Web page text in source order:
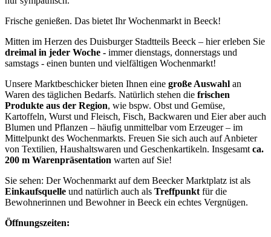
Frische genießen. Das bietet Ihr Wochenmarkt in Beeck!
Mitten im Herzen des Duisburger Stadtteils Beeck – hier erleben Sie
dreimal in jeder Woche - immer dienstags, donnerstags und
samstags - einen bunten und vielfältigen Wochenmarkt!
Unsere Marktbeschicker bieten Ihnen eine große Auswahl an
Waren des täglichen Bedarfs. Natürlich stehen die frischen
Produkte aus der Region, wie bspw. Obst und Gemüse,
Kartoffeln, Wurst und Fleisch, Fisch, Backwaren und Eier aber auch
Blumen und Pflanzen – häufig unmittelbar vom Erzeuger – im
Mittelpunkt des Wochenmarkts. Freuen Sie sich auch auf Anbieter
von Textilien, Haushaltswaren und Geschenkartikeln. Insgesamt ca.
200 m Warenpräsentation warten auf Sie!
Sie sehen: Der Wochenmarkt auf dem Beecker Marktplatz ist als
Einkaufsquelle und natürlich auch als Treffpunkt für die
Bewohnerinnen und Bewohner in Beeck ein echtes Vergnügen.
Öffnungszeiten: